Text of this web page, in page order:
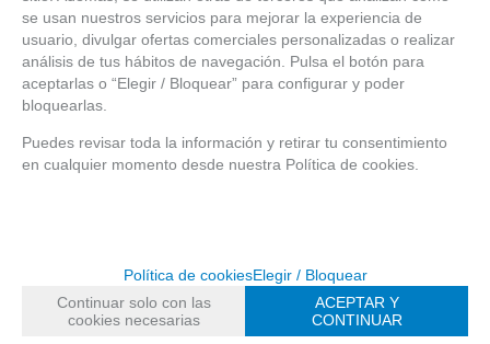
Solicitar más info
Recomendar
+34 688 73 14 74
soldadosdejuguete@gmail.com
Festivos
se usan nuestros servicios para mejorar la experiencia de
usuario, divulgar ofertas comerciales personalizadas o realizar
análisis de tus hábitos de navegación. Pulsa el botón para
aceptarlas o “Elegir / Bloquear” para configurar y poder
bloquearlas.
Puedes revisar toda la información y retirar tu consentimiento
en cualquier momento desde nuestra Política de cookies.
Política de cookiesElegir / Bloquear
Continuar solo con las
cookies necesarias
ACEPTAR Y
CONTINUAR